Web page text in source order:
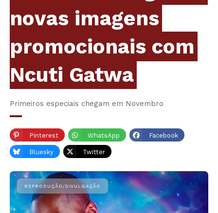
novas imagens
promocionais com
Ncuti Gatwa
Primeiros especiais chegam em Novembro
Pinterest WhatsApp Facebook
Bluesky Twitter